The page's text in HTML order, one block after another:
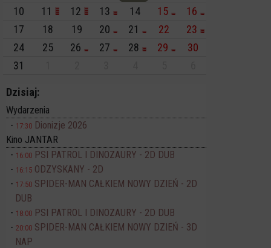
10
11 12 13 14 15
16
17
18 19 20 21 22
23
24
25 26 27 28 29
30
31
Dzisiaj:
Wydarzenia
17:30 Dionizje 2026
Kino JANTAR
16:00 PSI PATROL I DINOZAURY - 2D DUB
16:15 ODZYSKANY - 2D
17:50 SPIDER-MAN CAŁKIEM NOWY DZIEŃ - 2D
DUB
18:00 PSI PATROL I DINOZAURY - 2D DUB
20:00 SPIDER-MAN CAŁKIEM NOWY DZIEŃ - 3D
NAP